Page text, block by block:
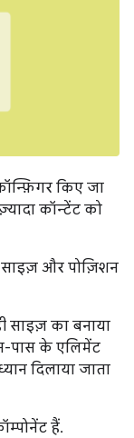
किए जा
कॉन्टेंट को
और पोज़िशन
साइज़ का बनाया
पास के एलिमेंट
दिलाया जाता
हैं.